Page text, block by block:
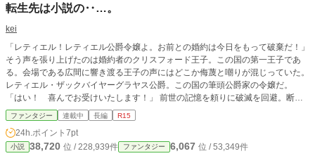
転生先は小説の‥…。
kei
「レティエル！レティエル公爵令嬢よ。お前との婚約は今日をもって破棄だ！」
そう声を張り上げたのは婚約者のクリスフォード王子。この国の第一王子であ
る。会場である広間に響き渡る王子の声にはどこか侮蔑と嘲りが混じっていた。
レティエル・ザックバイヤーグラヤス公爵。この国の筆頭公爵家の令嬢だ。
「はい！ 喜んでお受けいたします！」 前世の記憶を頼りに破滅を回避。断罪
イベントも無事に乗り越えた。やれやれと安堵する間もなく陰謀めいた動きにす
っかり巻き込まれて――― 他サイトに掲載中。
ファンタジー 連載中 長編 R15
24h.ポイント 7pt
小説 38,720 位 / 228,939件 ファンタジー 6,067 位 / 53,349件